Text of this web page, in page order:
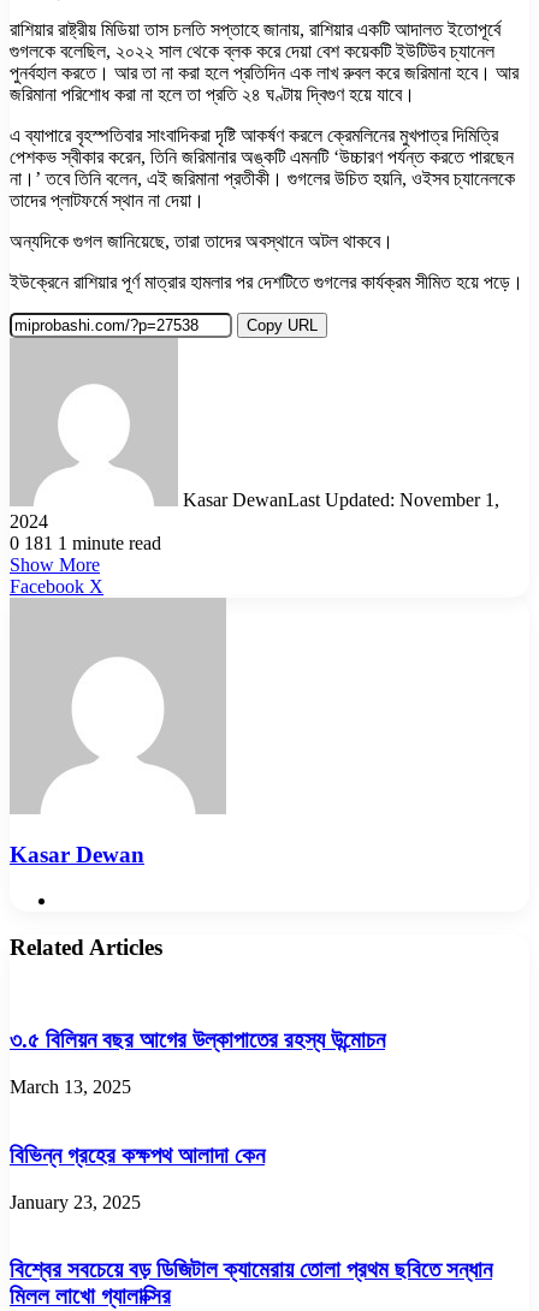
রাশিয়ার রাষ্ট্রীয় মিডিয়া তাস চলতি সপ্তাহে জানায়, রাশিয়ার একটি আদালত ইতোপূর্বে
গুগলকে বলেছিল, ২০২২ সাল থেকে ব্লক করে দেয়া বেশ কয়েকটি ইউটিউব চ্যানেল
পুনর্বহাল করতে। আর তা না করা হলে প্রতিদিন এক লাখ রুবল করে জরিমানা হবে। আর
জরিমানা পরিশোধ করা না হলে তা প্রতি ২৪ ঘণ্টায় দ্বিগুণ হয়ে যাবে।
এ ব্যাপারে বৃহস্পতিবার সাংবাদিকরা দৃষ্টি আকর্ষণ করলে ক্রেমলিনের মুখপাত্র দিমিত্রি
পেশকভ স্বীকার করেন, তিনি জরিমানার অঙ্কটি এমনটি ‘উচ্চারণ পর্যন্ত করতে পারছেন
না।’ তবে তিনি বলেন, এই জরিমানা প্রতীকী। গুগলের উচিত হয়নি, ওইসব চ্যানেলকে
তাদের প্লাটফর্মে স্থান না দেয়া।
অন্যদিকে গুগল জানিয়েছে, তারা তাদের অবস্থানে অটল থাকবে।
ইউক্রেনে রাশিয়ার পূর্ণ মাত্রার হামলার পর দেশটিতে গুগলের কার্যক্রম সীমিত হয়ে পড়ে।
Copy URL
Kasar DewanLast Updated: November 1,
2024
0 181 1 minute read
Show More
Facebook X
Kasar Dewan
Related Articles
৩.৫ বিলিয়ন বছর আগের উল্কাপাতের রহস্য উন্মোচন
March 13, 2025
বিভিন্ন গ্রহের কক্ষপথ আলাদা কেন
January 23, 2025
বিশ্বের সবচেয়ে বড় ডিজিটাল ক্যামেরায় তোলা প্রথম ছবিতে সন্ধান
মিলল লাখো গ্যালাক্সির